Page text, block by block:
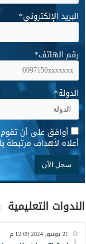
البريد الإلكتروني*
رقم الهاتف*
الدولة*
* أوافق على أن تقوم
أعلاه لأهداف
الندوات التعليمية
21 يونيو, 2024 12:09 م